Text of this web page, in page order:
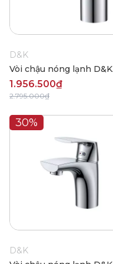
D&K
Vòi chậu nóng lạnh D&K
DK1322101
1.956.500₫
2.795.000₫
30%
D&K